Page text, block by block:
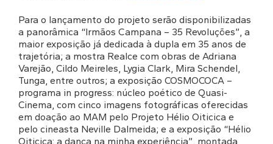
Para o lançamento do projeto serão disponibilizadas
a panorâmica “Irmãos Campana – 35 Revoluções”, a
maior exposição já dedicada à dupla em 35 anos de
trajetória; a mostra Realce com obras de Adriana
Varejão, Cildo Meireles, Lygia Clark, Mira Schendel,
Tunga, entre outros; a exposição COSMOCOCA –
programa in progress: núcleo poético de Quasi-
Cinema, com cinco imagens fotográficas oferecidas
em doação ao MAM pelo Projeto Hélio Oiticica e
pelo cineasta Neville Dalmeida; e a exposição “Hélio
Oiticica: a dança na minha experiência”, montada